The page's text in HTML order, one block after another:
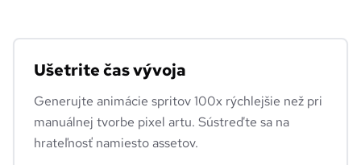
Ušetrite čas vývoja
Generujte animácie spritov 100x rýchlejšie než pri
manuálnej tvorbe pixel artu. Sústreďte sa na
hrateľnosť namiesto assetov.